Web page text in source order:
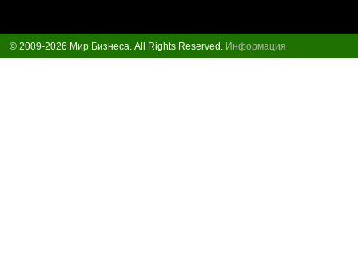
© 2009-2026 Мир Бизнеса. All Rights Reserved. Информация